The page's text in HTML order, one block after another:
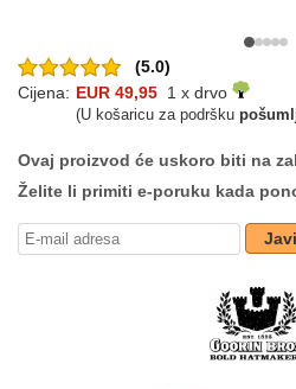
(5.0)
Cijena: EUR 49,95 1 x drvo
(U košaricu za podršku
Ovaj proizvod će uskoro biti na
Želite li primiti e-poruku kada